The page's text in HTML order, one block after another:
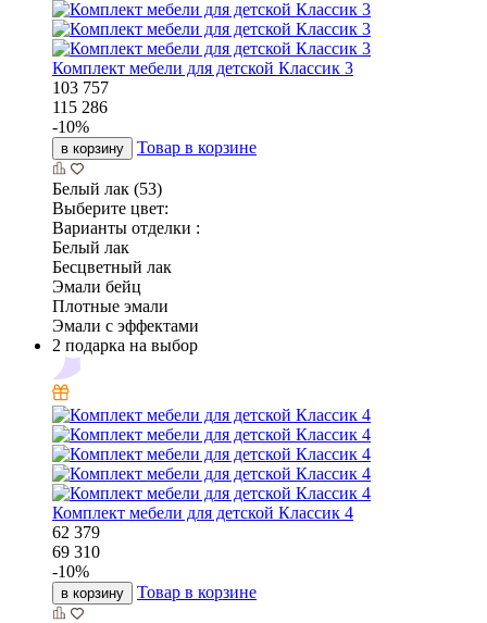
Комплект мебели для детской Классик 3
103 757
115 286
-10%
в корзину Товар в корзине
Белый лак (53)
Выберите цвет:
Варианты отделки :
Белый лак
Бесцветный лак
Эмали бейц
Плотные эмали
Эмали с эффектами
2 подарка на выбор
Комплект мебели для детской Классик 4
62 379
69 310
-10%
в корзину Товар в корзине